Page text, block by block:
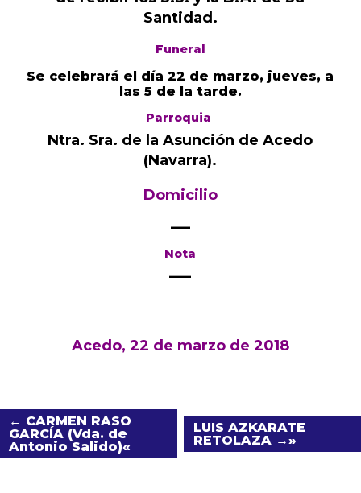
Santidad.
Funeral
Se celebrará el día 22 de marzo, jueves, a
las 5 de la tarde.
Parroquia
Ntra. Sra. de la Asunción de Acedo
(Navarra).
Domicilio
—–
Nota
—–
Acedo, 22 de marzo de 2018
← CARMEN RASO
GARCÍA (Vda. de
Antonio Salido)
LUIS AZKARATE
RETOLAZA →